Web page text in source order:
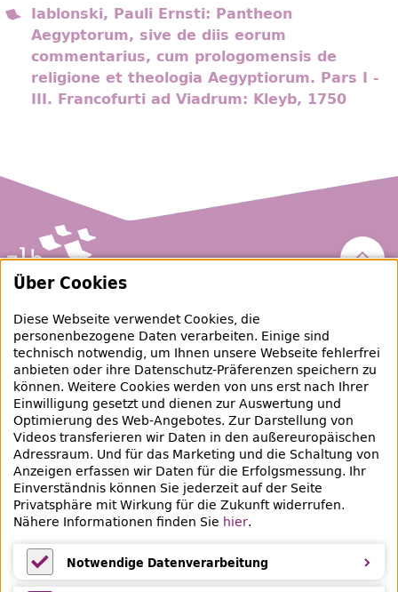
Iablonski, Pauli Ernsti: Pantheon
Aegyptorum, sive de diis eorum
commentarius, cum prologomensis de
religione et theologia Aegyptiorum. Pars I -
III. Francofurti ad Viadrum: Kleyb, 1750
Zentral- und Landesbibliothek Berlin
raubgut@zlb.de
+49 30 90226-733
Social-Media Kanäle der ZLB
Facebook Mastodon Instagram
Bereich Provenienzforschung
Breite Straße 30-36
10178 Berlin
Über Cookies
Diese Webseite verwendet Cookies, die
personenbezogene Daten verarbeiten. Einige sind
technisch notwendig, um Ihnen unsere Webseite fehlerfrei
anbieten oder ihre Datenschutz-Präferenzen speichern zu
können. Weitere Cookies werden von uns erst nach Ihrer
Einwilligung gesetzt und dienen zur Auswertung und
Optimierung des Web-Angebotes. Zur Darstellung von
Videos transferieren wir Daten in den außereuropäischen
Adressraum. Und für das Marketing und die Schaltung von
Anzeigen erfassen wir Daten für die Erfolgsmessung. Ihr
Einverständnis können Sie jederzeit auf der Seite
Privatsphäre mit Wirkung für die Zukunft widerrufen.
Nähere Informationen finden Sie hier.
Notwendige Datenverarbeitung